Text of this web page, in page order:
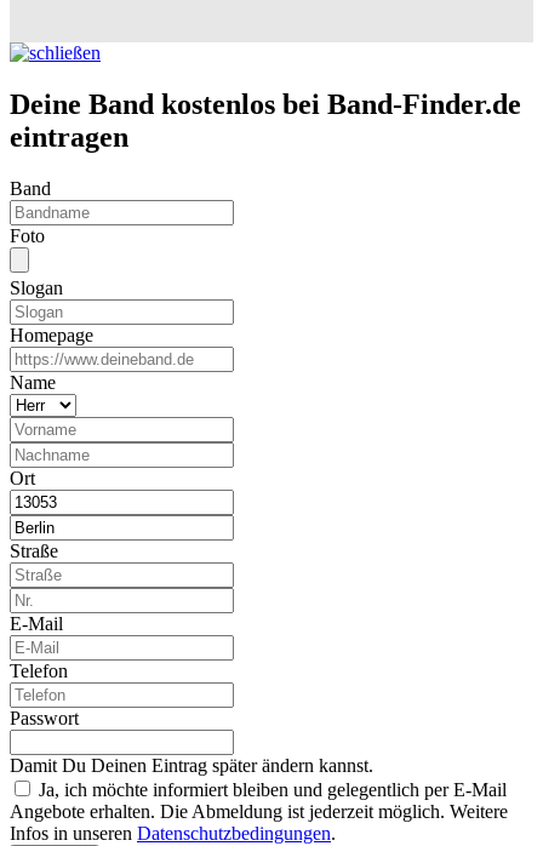
Deine Band kostenlos bei Band-Finder.de
eintragen
Band
Foto
Slogan
Homepage
Name
Ort
Straße
E-Mail
Telefon
Passwort
Damit Du Deinen Eintrag später ändern kannst.
Ja, ich möchte informiert bleiben und gelegentlich per E-Mail
Angebote erhalten. Die Abmeldung ist jederzeit möglich. Weitere
Infos in unseren Datenschutzbedingungen.